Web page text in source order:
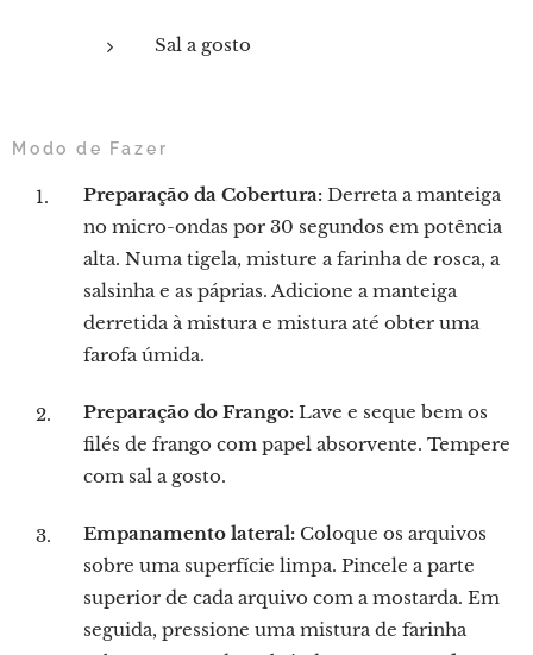
Sal a gosto
Modo de Fazer
Preparação da Cobertura: Derreta a manteiga
no micro-ondas por 30 segundos em potência
alta. Numa tigela, misture a farinha de rosca, a
salsinha e as páprias. Adicione a manteiga
derretida à mistura e mistura até obter uma
farofa úmida.
Preparação do Frango: Lave e seque bem os
filés de frango com papel absorvente. Tempere
com sal a gosto.
Empanamento lateral: Coloque os arquivos
sobre uma superfície limpa. Pincele a parte
superior de cada arquivo com a mostarda. Em
seguida, pressione uma mistura de farinha